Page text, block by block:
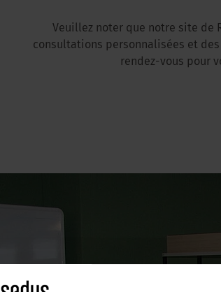
Veuillez noter que notre site de
consultations personnalisées et
rendez-vous pour